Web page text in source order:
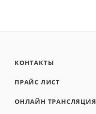
КОНТАКТЫ
ПРАЙС ЛИСТ
ОНЛАЙН ТРАНСЛЯЦИЯ